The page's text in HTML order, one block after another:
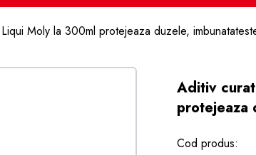
Moly la 300ml protejeaza duzele,
Aditiv
protejeaza
Cod produs: